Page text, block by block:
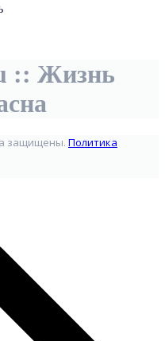
:: Жизнь
защищены. Политика